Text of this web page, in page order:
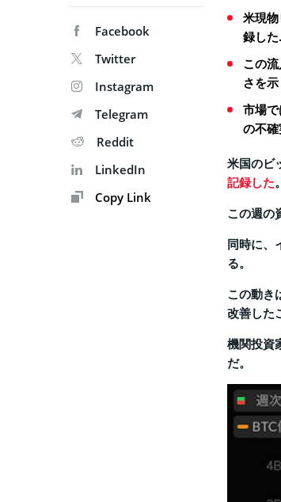
Facebook
Twitter
Instagram
Telegram
Reddit
LinkedIn
Copy Link
米現
録した.
この
さを
市場
の不
米国のビ
記録した。
この週の
同時に、
る。
この動き
改善した
機関投資
だ。